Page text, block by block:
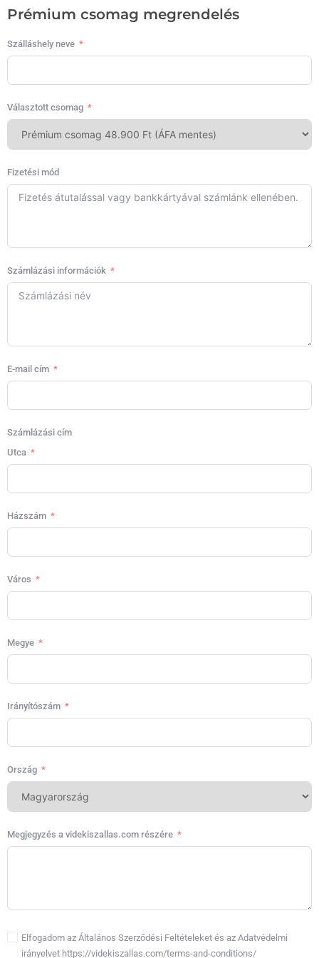
Prémium csomag megrendelés
Szálláshely neve
Választott csomag
Fizetési mód
Számlázási információk
E-mail cím
Számlázási cím
Utca
Házszám
Város
Megye
Irányítószám
Ország
Megjegyzés a videkiszallas.com részére
Elfogadom az Általános Szerződési Feltételeket és az Adatvédelmi
irányelvet https://videkiszallas.com/terms-and-conditions/